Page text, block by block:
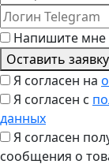
Напишите мне
Оставить заявку
Я согласен на
Я согласен с
данных
Я согласен
сообщения о